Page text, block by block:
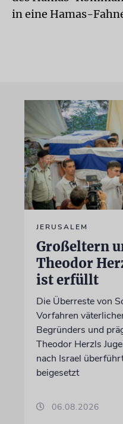
in eine Hamas-
JERUSALEM
Großeltern
Theodor
ist erfüllt
Die Überreste von
Vorfahren
Begründers und
Theodor Herzls
nach Israel
beigesetzt
06.08.2026